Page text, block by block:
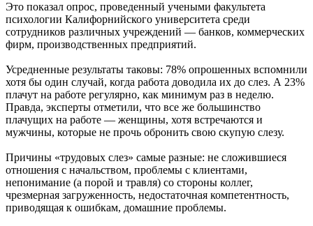
Это показал опрос, проведенный учеными факультета
психологии Калифорнийского университета среди
сотрудников различных учреждений — банков, коммерческих
фирм, производственных предприятий.
Усредненные результаты таковы: 78% опрошенных вспомнили
хотя бы один случай, когда работа доводила их до слез. А 23%
плачут на работе регулярно, как минимум раз в неделю.
Правда, эксперты отметили, что все же большинство
плачущих на работе — женщины, хотя встречаются и
мужчины, которые не прочь обронить свою скупую слезу.
Причины «трудовых слез» самые разные: не сложившиеся
отношения с начальством, проблемы с клиентами,
непонимание (а порой и травля) со стороны коллег,
чрезмерная загруженность, недостаточная компетентность,
приводящая к ошибкам, домашние проблемы.